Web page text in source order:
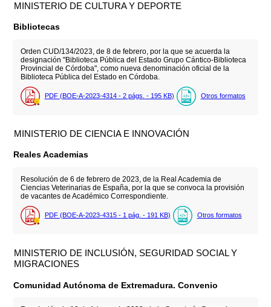
MINISTERIO DE CULTURA Y DEPORTE
Bibliotecas
Orden CUD/134/2023, de 8 de febrero, por la que se acuerda la
designación "Biblioteca Pública del Estado Grupo Cántico-Biblioteca
Provincial de Córdoba", como nueva denominación oficial de la
Biblioteca Pública del Estado en Córdoba.
PDF (BOE-A-2023-4314 - 2 págs. - 195 KB) Otros formatos
MINISTERIO DE CIENCIA E INNOVACIÓN
Reales Academias
Resolución de 6 de febrero de 2023, de la Real Academia de
Ciencias Veterinarias de España, por la que se convoca la provisión
de vacantes de Académico Correspondiente.
PDF (BOE-A-2023-4315 - 1 pág. - 191 KB) Otros formatos
MINISTERIO DE INCLUSIÓN, SEGURIDAD SOCIAL Y
MIGRACIONES
Comunidad Autónoma de Extremadura. Convenio